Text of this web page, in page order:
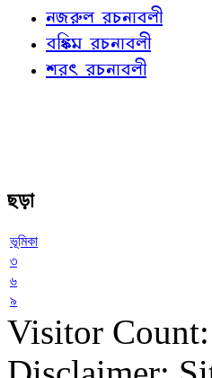
নজরুল রচনাবলী
বঙ্কিম রচনাবলী
শরৎ রচনাবলী
ছড়া
ভূমিকা
৩
৬
৯
Visitor